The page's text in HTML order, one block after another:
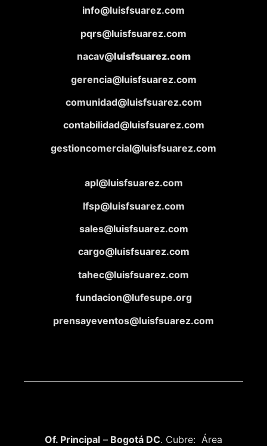
info@luisfsuarez.com
pqrs@luisfsuarez.com
nacav@luisfsuarez.com
gerencia@luisfsuarez.com
comunidad@luisfsuarez.com
contabilidad@luisfsuarez.com
gestioncomercial@luisfsuarez.com
apl@luisfsuarez.com
lfsp@luisfsuarez.com
sales@luisfsuarez.com
cargo@luisfsuarez.com
tahec@luisfsuarez.com
fundacion@lufesupe.org
prensayeventos@luisfsuarez.com
Of. Principal – Bogotá DC. Cubre: Área